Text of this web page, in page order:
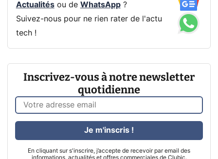
Actualitésou de WhatsApp?
Suivez-nous pour ne rien rater de l'actu
tech !
Inscrivez-vous à notre newsletter
quotidienne
En cliquant sur s'inscrire, j’accepte de recevoir par email des
informations, actualités et offres commerciales de Clubic.
Je m'inscris !